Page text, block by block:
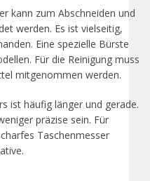
kann zum Abschneiden und
werden. Es ist vielseitig,
Eine spezielle Bürste
Für die Reinigung muss
mitgenommen werden.
ist häufig länger und gerade.
präzise sein. Für
Taschenmesser